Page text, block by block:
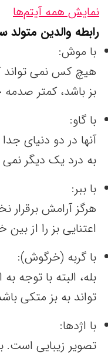
نمایش همه آیتم‌ها
رابطه والدین متولد
با موش:
هیچ کس نمی تواند
بز باشد، کمتر
با گاو:
آنها در دو دنیای
به درد یک دیگر نمی
با ببر:
هرگز آرامش برقرار
اعتنایی بز را از بین
با گربه (خرگوش):
بله، البته با توجه
تواند به بز متکی
با اژدها:
تصویر زیبایی است.